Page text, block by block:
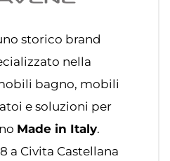
storico brand
nella
bagno, mobili
e soluzioni per
Made in Italy.
a Civita Castellana